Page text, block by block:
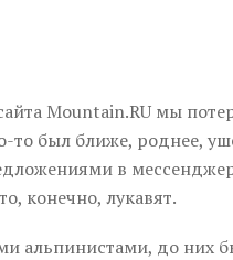
Mountain.RU мы
то был ближе, роднее,
в
конечно, лукавят.
альпинистами, до них